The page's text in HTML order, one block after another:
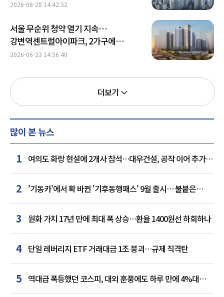
2026-06-28 14:42:32
서울 무순위 청약 열기 지속…
강변역센트럴아이파크, 2가구에
7.7만명 몰려
2026-06-23 14:56:40
더보기
많이 본 뉴스
1 여의도 화랑 현설에 2개사 참석…대우건설, 공작 이어 추가
거점 확보하나
2 '기동카'에서 확 바뀐 '기후동행패스' 9월 출시… 불붙은
카드사 경쟁
3 원화 가치 17년 만에 최대 폭 상승…환율 1400원선 하회하나
4 단일 레버리지 ETF 거래대금 1조 붕괴…규제 직격탄
5 역대급 폭등했던 코스피, 대외 훈풍에도 하루 만에 4%대
급락